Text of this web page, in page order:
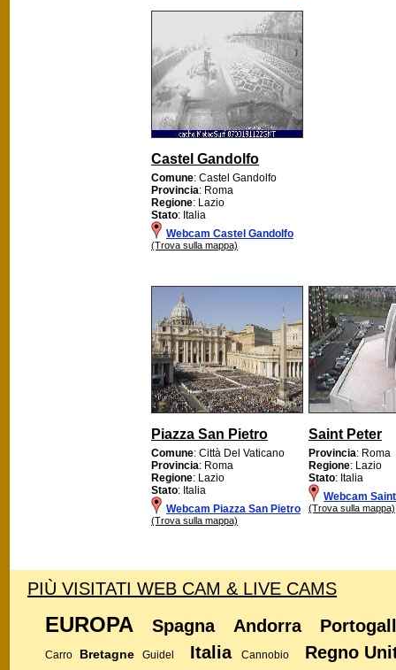
Castel Gandolfo
Comune: Castel Gandolfo
Provincia: Roma
Regione: Lazio
Stato: Italia
Webcam Castel Gandolfo
(Trova sulla mappa)
Piazza San Pietro
Comune: Città Del Vaticano
Provincia: Roma
Regione: Lazio
Stato: Italia
Webcam Piazza San Pietro
(Trova sulla mappa)
Saint Peter
Provincia: Roma
Regione: Lazio
Stato: Italia
Webcam
(Trova sulla mappa)
PIÙ VISITATI WEB CAM & LIVE CAMS
EUROPA Spagna Andorra
Carro Bretagne Guidel Italia Cannobio Regno